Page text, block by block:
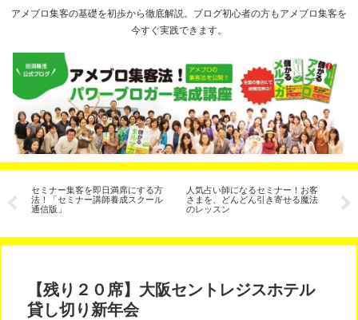
アメブロ集客の基礎を初歩から徹底解説。ブログ初心者の方もアメブロ集客を
今すぐ実践できます。
セミナー集客を即日満席にする方
法！「セミナー講師養成スクール
通信版」
人気占い師になるセミナー！お客
さまを、どんどん引き寄せる魔法
のレッスン
ン
座
【残り２０席】大阪セントレジスホテル
貸し切り新年会